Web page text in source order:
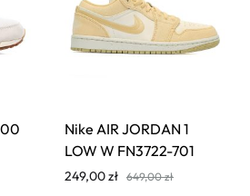
Nike AIR JORDAN 1
LOW W FN3722-701
249,00zł 649,00zł